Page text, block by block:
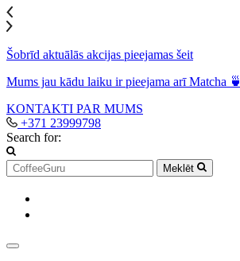
Šobrīd aktuālās akcijas pieejamas šeit
Mums jau kādu laiku ir pieejama arī Matcha 🍵
KONTAKTI PAR MUMS
+371 23999798
Search for:
Meklēt